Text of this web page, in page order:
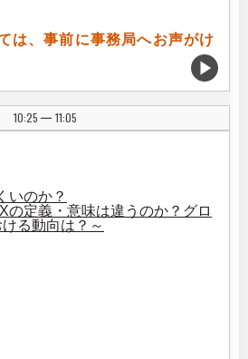
は、事前に事務局へお声がけ
10:25 | 11:05
いのか？
の定義・意味は違うのか？グロ
る動向は？～